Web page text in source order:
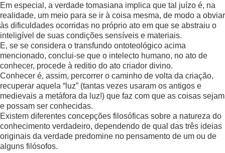
Em especial, a verdade tomasiana implica que tal juízo é, na
realidade, um meio para se ir à coisa mesma, de modo a obviar
às dificuldades ocorridas no próprio ato em que se abstraiu o
inteligível de suas condições sensíveis e materiais.
E, se se considera o transfundo ontoteológico acima
mencionado, conclui-se que o intelecto humano, no ato de
conhecer, procede à reditio do ato criador divino.
Conhecer é, assim, percorrer o caminho de volta da criação,
recuperar aquela “luz” (tantas vezes usaram os antigos e
medievais a metáfora da luz!) que faz com que as coisas sejam
e possam ser conhecidas.
Existem diferentes concepções filosóficas sobre a natureza do
conhecimento verdadeiro, dependendo de qual das três ideias
originais da verdade predomine no pensamento de um ou de
alguns filósofos.